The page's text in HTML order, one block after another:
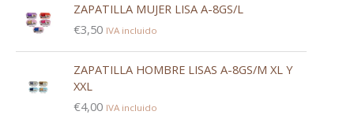
ZAPATILLA MUJER LISA A-8GS/L
€3,50 IVA incluido
ZAPATILLA HOMBRE LISAS A-8GS/M XL Y
XXL
€4,00 IVA incluido